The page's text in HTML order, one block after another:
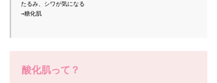
たるみ、シワが気になる
→糖化肌
酸化肌って？